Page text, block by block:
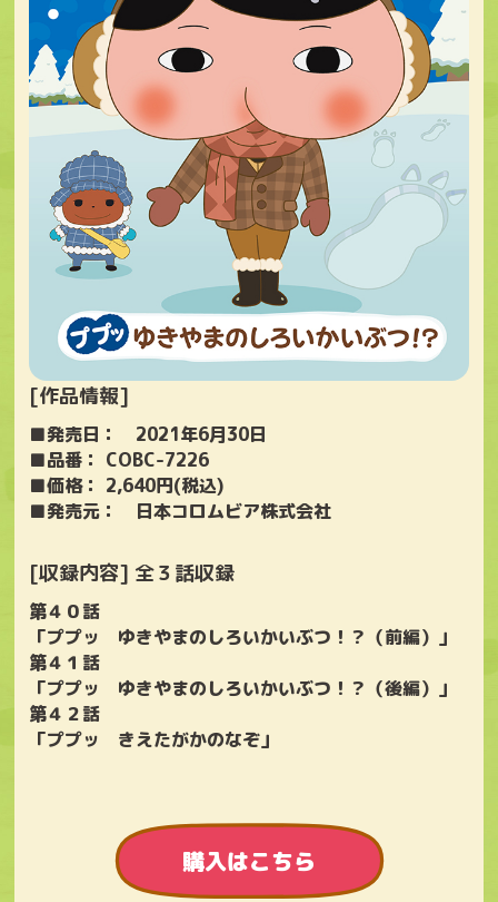
[作品情報]
■発売日： 2021年6月30日
■品番： COBC-7226
■価格： 2,640円(税込)
■発売元： 日本コロムビア株式会社
[収録内容] 全３話収録
第４０話
「ププッ ゆきやまのしろいかいぶつ！？（前編）」
第４１話
「ププッ ゆきやまのしろいかいぶつ！？（後編）」
第４２話
「ププッ きえたがかのなぞ」
購入はこちら